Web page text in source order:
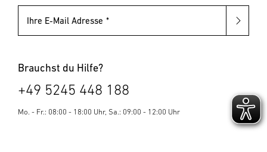
Ihre E-Mail Adresse
Brauchst du Hilfe?
+49 5245 448 188
Mo. - Fr.: 08:00 - 18:00 Uhr, Sa.: 09:00 - 12:00 Uhr